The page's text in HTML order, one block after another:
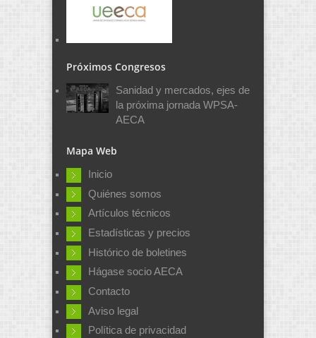
Próximos Congresos
Sanidad y mercados, ejes de
la próxima jornada WPSA-
AECA
Mapa Web
Inicio
Quiénes somos
Artículos técnicos
Estadísticas y precios
Histórico de boletines
Hágase socio AECA
Contacto
Aviso legal
Política de privacidad